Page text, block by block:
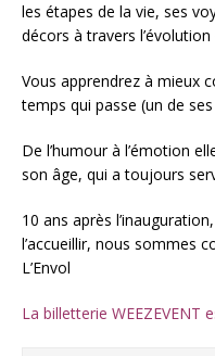
les étapes de la vie, ses
décors à travers
Vous apprendrez à mieux
temps qui passe (un de
De l’humour à l’émotion
son âge, qui a toujours
10 ans après
l’accueillir, nous sommes
L’Envol
La billetterie WEEZEVENT